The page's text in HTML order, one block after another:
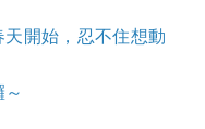
開始，忍不住想動